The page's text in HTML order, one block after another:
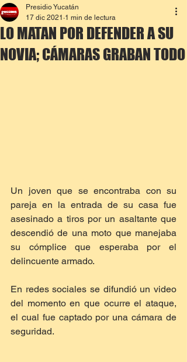
LO MATAN POR DEFENDER A SU
NOVIA; CÁMARAS GRABAN TODO
Presidio Yucatán
17 dic 2021 1 min de lectura
Un joven que se encontraba con su
pareja en la entrada de su casa fue
asesinado a tiros por un asaltante que
descendió de una moto que manejaba
su cómplice que esperaba por el
delincuente armado.
En redes sociales se difundió un video
del momento en que ocurre el ataque,
el cual fue captado por una cámara de
seguridad.